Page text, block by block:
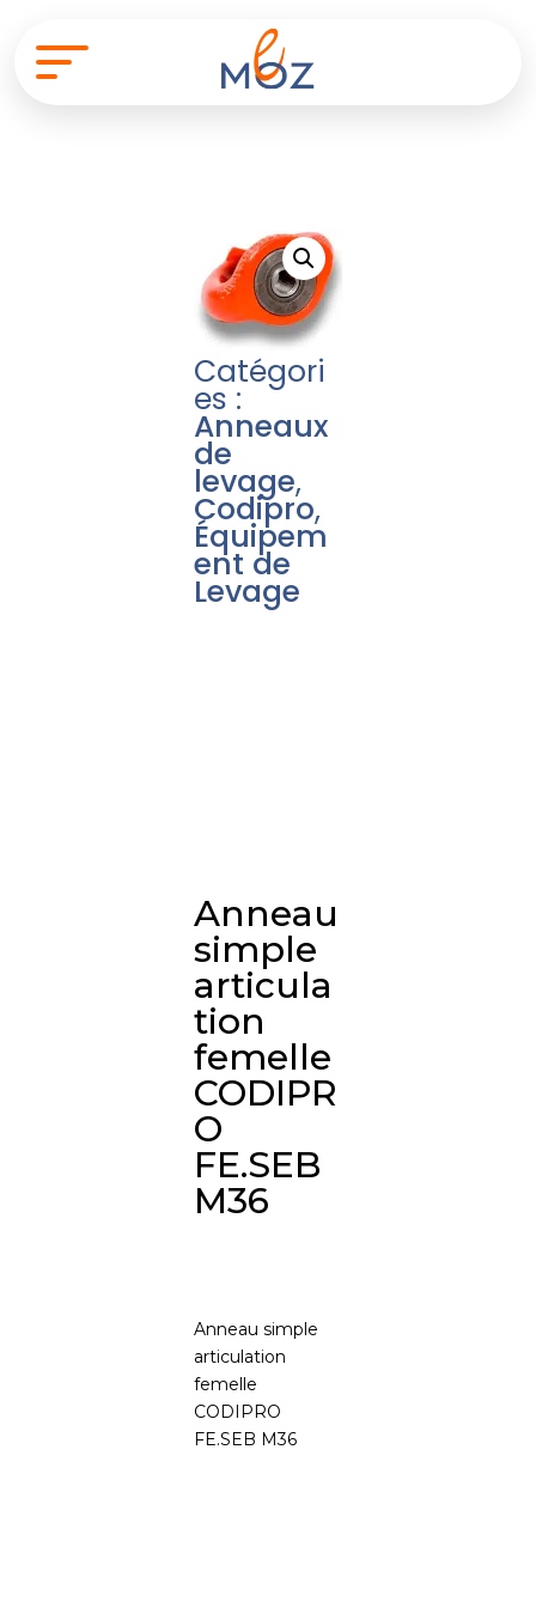
Catégori
es :
Anneaux
de
levage,
Codipro,
Équipem
ent de
Levage
Anneau
simple
articula
tion
femelle
CODIPR
O
FE.SEB
M36
Anneau simple
articulation
femelle
CODIPRO
FE.SEB M36